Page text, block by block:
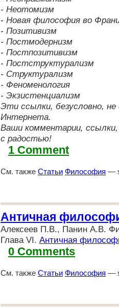
- Неотомизм
- Новая философия во
- Позитивизм
- Постмодернизм
- Постпозитивизм
- Постструктурализм
- Структурализм
- Феноменология
- Экзистенциализм
Эти ссылки, безусловно,
Интернета.
Ваши комментарии,
с радостью!
1 Comment
См. также Статьи Философия —
Античная
Алексеев П.В., Панин А.В.
Глава VI. Античная
0 Comments
См. также Статьи Философия —